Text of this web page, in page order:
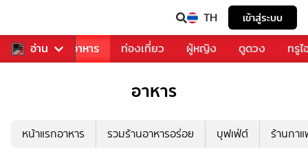
TH เข้าสู่ระบบ
อ่าน
การเพลง อาหาร ท่องเที่ยว ผู้หญิง ดูดวง ทรู
อาหาร
หน้าแรกอาหาร รวมร้านอาหารอร่อย บุฟเฟ่ต์ ร้านกา